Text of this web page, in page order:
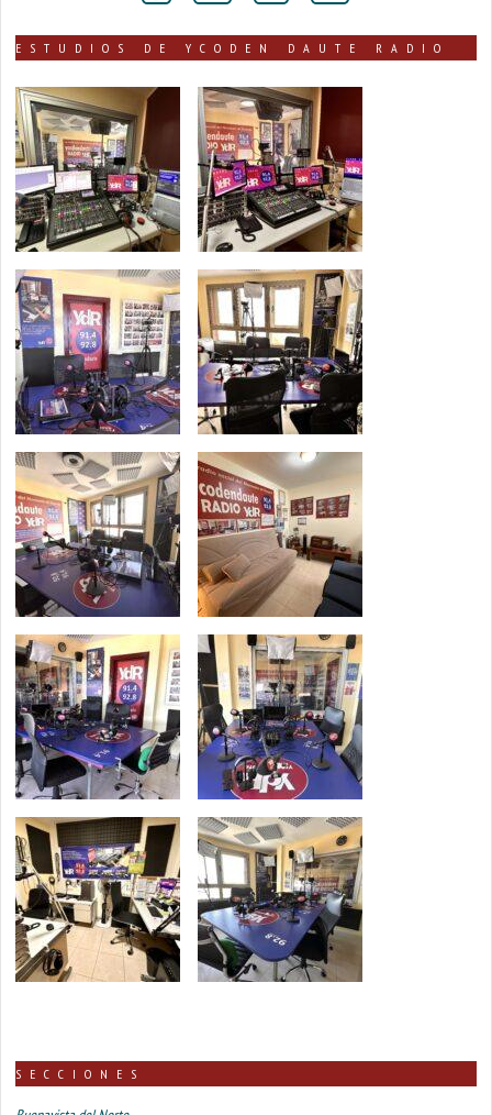
ESTUDIOS DE YCODEN DAUTE RADIO
SECCIONES